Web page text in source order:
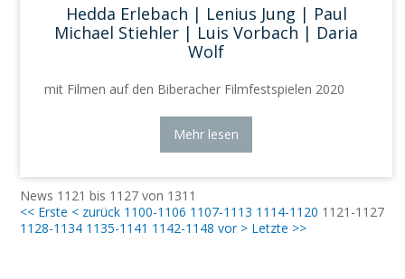
Hedda Erlebach | Lenius Jung | Paul
Michael Stiehler | Luis Vorbach | Daria
Wolf
mit Filmen auf den Biberacher Filmfestspielen 2020
Mehr lesen
News 1121 bis 1127 von 1311
<< Erste < zurück 1100-1106 1107-1113 1114-1120 1121-1127
1128-1134 1135-1141 1142-1148 vor > Letzte >>